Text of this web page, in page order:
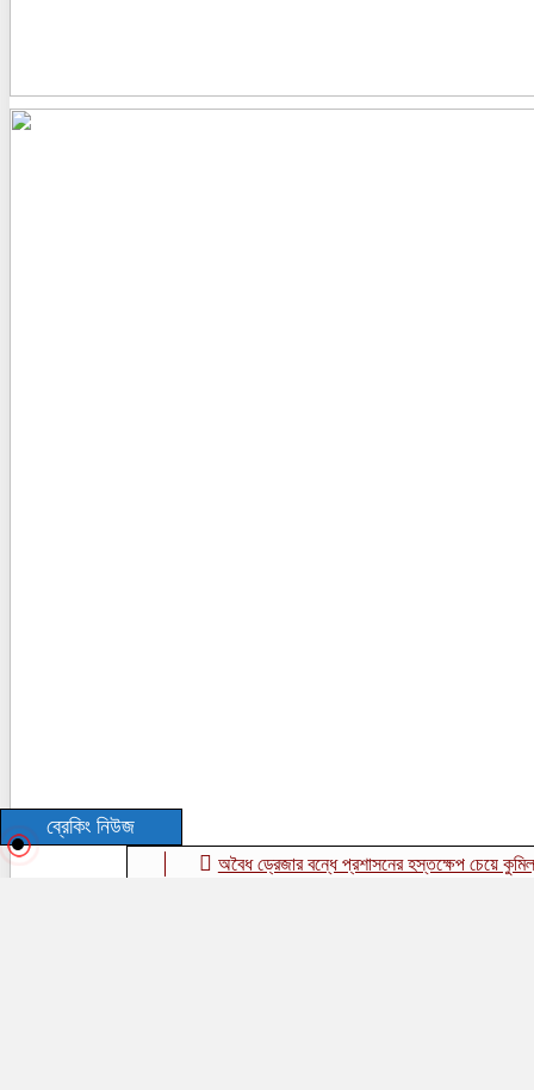
ব্রেকিং নিউজ
অবৈধ ড্রেজার বন্ধে প্রশাসনের হস্তক্ষেপ চেয়ে কুমিল্লা